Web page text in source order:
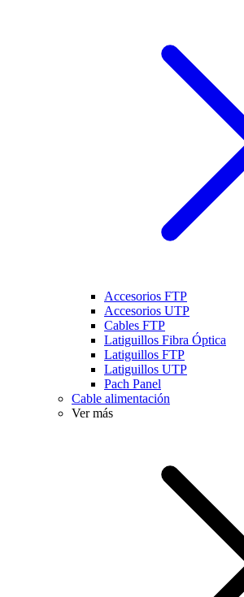
Accesorios FTP
Accesorios UTP
Cables FTP
Latiguillos Fibra Óptica
Latiguillos FTP
Latiguillos UTP
Pach Panel
Cable alimentación
Ver más